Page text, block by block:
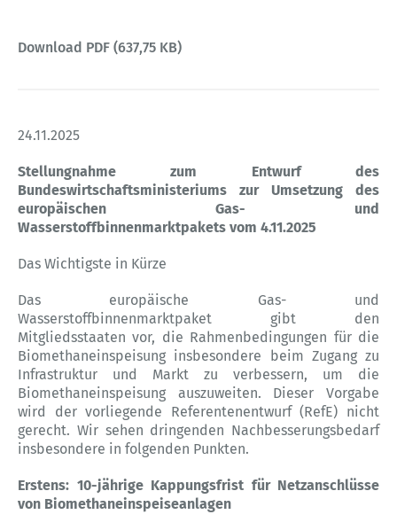
Download PDF (637,75 KB)
24.11.2025
Stellungnahme zum Entwurf des
Bundeswirtschaftsministeriums zur Umsetzung des
europäischen Gas- und
Wasserstoffbinnenmarktpakets vom 4.11.2025
Das Wichtigste in Kürze
Das europäische Gas- und
Wasserstoffbinnenmarktpaket gibt den
Mitgliedsstaaten vor, die Rahmenbedingungen für die
Biomethaneinspeisung insbesondere beim Zugang zu
Infrastruktur und Markt zu verbessern, um die
Biomethaneinspeisung auszuweiten. Dieser Vorgabe
wird der vorliegende Referentenentwurf (RefE) nicht
gerecht. Wir sehen dringenden Nachbesserungsbedarf
insbesondere in folgenden Punkten.
Erstens: 10-jährige Kappungsfrist für Netzanschlüsse
von Biomethaneinspeiseanlagen